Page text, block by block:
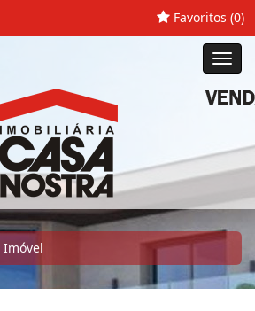
Favoritos (0)
Imóvel